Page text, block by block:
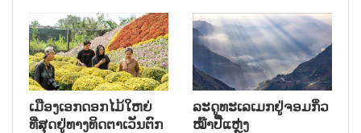
ເມືອງເອກດອກໄມ້ໃຫຍ່
ທີ່ສຸດຢູ່ທາງທິດຕາເວັນຕົກ
ລະດູທະເລເມກຢູ່ຈອມກິ່ວ
ໝ໊າປີ໋ແຫຼ່ງ